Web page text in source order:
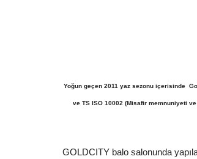
Yoğun geçen 2011 yaz sezonu içerisinde
ve TS ISO 10002 (Misafir memnuniyeti
GOLDCITY balo salonunda